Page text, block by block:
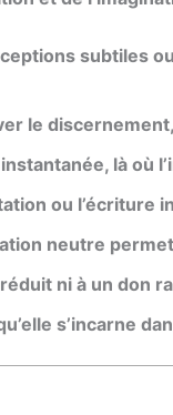
subtiles
le
là
ou
neutre
ni à un don
s’incarne